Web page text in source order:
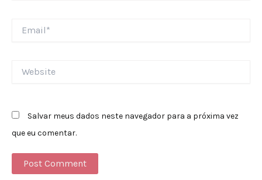
Salvar meus dados neste navegador para a próxima vez
que eu comentar.